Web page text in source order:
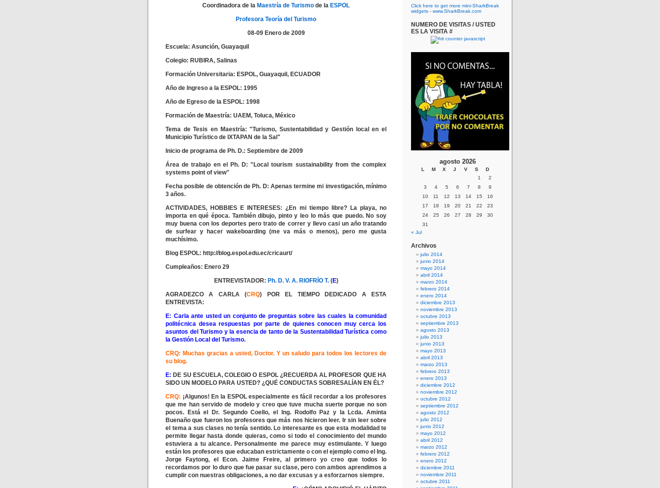
Coordinadora de la Maestría de Turismo de la ESPOL
Profesora Teoría del Turismo
08-09 Enero de 2009
Escuela: Asunción, Guayaquil
Colegio: RUBIRA, Salinas
Formación Universitaria: ESPOL, Guayaquil, ECUADOR
Año de Ingreso a la ESPOL: 1995
Año de Egreso de la ESPOL: 1998
Formación de Maestría: UAEM, Toluca, México
Tema de Tesis en Maestría: "Turismo, Sustentabilidad y Gestión local en el
Municipio Turístico de IXTAPAN de la Sal"
Inicio de programa de Ph. D.: Septiembre de 2009
Área de trabajo en el Ph. D: "Local tourism sustainability from the complex
systems point of view"
Fecha posible de obtención de Ph. D: Apenas termine mi investigación, mínimo
3 años.
ACTIVIDADES, HOBBIES E INTERESES: ¿En mi tiempo libre? La playa, no
importa en qué época. También dibujo, pinto y leo lo más que puedo. No soy
muy buena con los deportes pero trato de correr y llevo casi un año tratando
de surfear y hacer wakeboarding (me va más o menos), pero me gusta
muchísimo.
Blog ESPOL: http://blog.espol.edu.ec/cricaurt/
Cumpleaños: Enero 29
ENTREVISTADOR: Ph. D. V. A. RIOFRÍO T.(E)
AGRADEZCO A CARLA (CRQ) POR EL TIEMPO DEDICADO A ESTA
ENTREVISTA:
E: Carla ante usted un conjunto de preguntas sobre las cuales la comunidad
politécnica desea respuestas por parte de quienes conocen muy cerca los
asuntos del Turismo y la esencia de tanto de la Sustentabilidad Turística como
la Gestión Local del Turismo.
CRQ: Muchas gracias a usted, Doctor. Y un saludo para todos los lectores de
su blog.
E: DE SU ESCUELA, COLEGIO O ESPOL ¿RECUERDA AL PROFESOR QUE HA
SIDO UN MODELO PARA USTED? ¿QUÉ CONDUCTAS SOBRESALÍAN EN ÉL?
CRQ: ¡Algunos! En la ESPOL especialmente es fácil recordar a los profesores
que me han servido de modelo y creo que tuve mucha suerte porque no son
pocos. Está el Dr. Segundo Coello, el Ing. Rodolfo Paz y la Lcda. Aminta
Buenaño que fueron los profesores que más nos hicieron leer. Ir sin leer sobre
el tema a sus clases no tenía sentido. Lo interesante es que esta modalidad te
permite llegar hasta donde quieras, como si todo el conocimiento del mundo
estuviera a tu alcance. Personalmente me parece muy estimulante. Y luego
están los profesores que educaban estrictamente o con el ejemplo como el Ing.
Jorge Faytong, el Econ. Jaime Freire, al primero yo creo que todos lo
recordamos por lo duro que fue pasar su clase, pero con ambos aprendimos a
cumplir con nuestras obligaciones, a no dar excusas y a esforzarnos siempre.
Click here to get more mini-SharkBreak
widgets - www.SharkBreak.com
NUMERO DE VISITAS / USTED
ES LA VISITA #
agosto 2026
L M X J V S
D
1
2
3
4 5 6 7 8
9
10
11 12 13 14 15
16
17
18 19 20 21 22
23
24
25 26 27 28 29
30
31
« Jul
Archivos
julio 2014
junio 2014
mayo 2014
abril 2014
marzo 2014
febrero 2014
enero 2014
diciembre 2013
noviembre 2013
octubre 2013
septiembre 2013
agosto 2013
julio 2013
junio 2013
mayo 2013
abril 2013
marzo 2013
febrero 2013
enero 2013
diciembre 2012
noviembre 2012
octubre 2012
septiembre 2012
agosto 2012
julio 2012
junio 2012
mayo 2012
abril 2012
marzo 2012
febrero 2012
enero 2012
diciembre 2011
noviembre 2011
octubre 2011